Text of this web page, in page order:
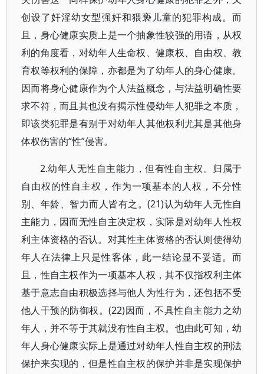
创设了奸淫幼女型强奸和猥亵儿童的犯罪构成。而
且，身心健康实质上是一个抽象性较强的用语，从权
利的角度看，对幼年人生命权、健康权、自由权、教
育权等权利的保障，亦都是为了幼年人的身心健康。
因而将身心健康作为个人法益概念，与法益明确性要
求不符，而且其也没有揭示性侵幼年人犯罪之本质，
即该类犯罪是有别于对幼年人其他权利尤其是其他身
体权伤害的“性”侵害。
2.幼年人无性自主能力，但有性自主权。归属于
自由权的性自主权，作为一项基本的人权，不分性
别、年龄、智力而人皆有之。(21)认为幼年人无性自
主能力，因而无性自主决定权，实际是对幼年人性权
利主体资格的否认。对其性主体资格的否认则使得幼
年人在法律上只是性客体，此一结论显不妥适。而
且，性自主权作为一项基本人权，其不仅指权利主体
基于意志自由积极选择与他人为性行为，还包括不受
他人干预的防御权。(22)因而，不具性自主能力之幼
年人，并不等于其就没有性自主权。也由此可知，幼
年人身心健康实际上是通过对幼年人性自主权的刑法
保护来实现的，但是性自主权的保护并非是实现保护